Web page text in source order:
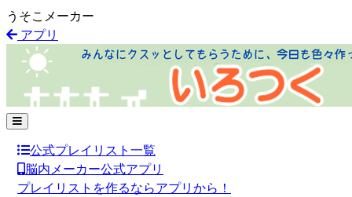
うそこメーカー
アプリ
公式プレイリスト一覧
脳内メーカー公式アプリ
プレイリストを作るならアプリから！